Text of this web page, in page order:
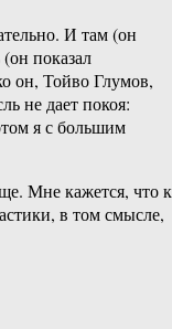
И там (он
показал
он, Тойво Глумов,
не дает покоя:
я с большим
Мне кажется, что к
в том смысле,